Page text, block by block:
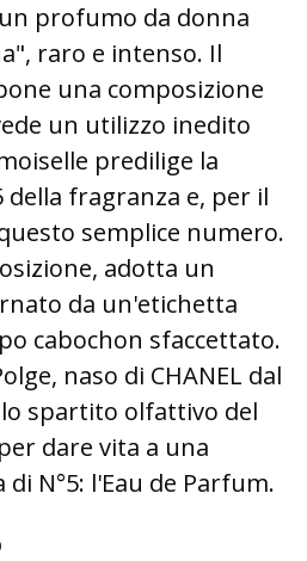
profumo da donna
raro e intenso. Il
una composizione
un utilizzo inedito
predilige la
fragranza e, per il
semplice numero.
adotta un
da un'etichetta
cabochon sfaccettato.
naso di CHANEL dal
spartito olfattivo del
dare vita a una
N°5: l'Eau de Parfum.